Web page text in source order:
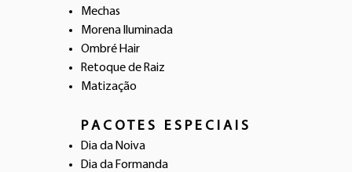
Mechas
Morena Iluminada
Ombré Hair
Retoque de Raiz
Matização
P A C O T E S E S P E C I A I S
Dia da Noiva
Dia da Formanda